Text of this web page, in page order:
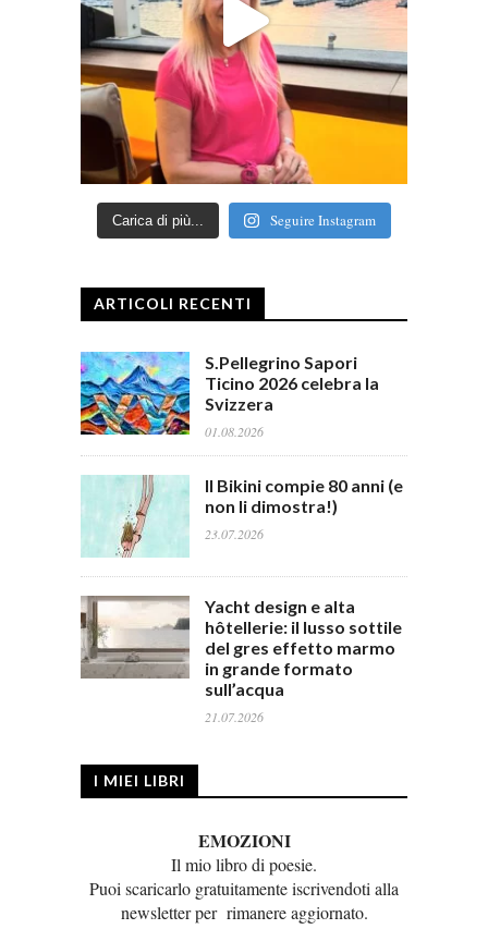
Carica di più... Seguire Instagram
ARTICOLI RECENTI
S.Pellegrino Sapori
Ticino 2026 celebra la
Svizzera
01.08.2026
Il Bikini compie 80 anni (e
non li dimostra!)
23.07.2026
Yacht design e alta
hôtellerie: il lusso sottile
del gres effetto marmo
in grande formato
sull’acqua
21.07.2026
I MIEI LIBRI
EMOZIONI
Il mio libro di poesie.
Puoi scaricarlo gratuitamente iscrivendoti alla
newsletter per rimanere aggiornato.